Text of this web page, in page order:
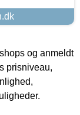
og anmeldt
prisniveau,